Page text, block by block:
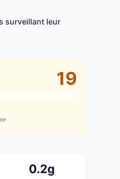
surveillant leur
19
0.2g